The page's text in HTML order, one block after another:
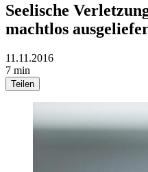
Seelische
machtlos
11.11.2016
7 min
Teilen